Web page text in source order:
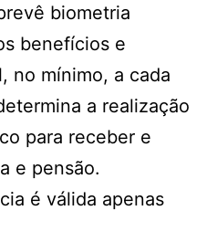
biometria
benefícios e
no mínimo, a cada
a realização
para receber e
e pensão.
é válida apenas